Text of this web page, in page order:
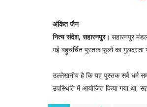
अंकित जैन
नित्य संदेश, सहारनपुर। सहारनपुर
गई बहुचर्चित पुस्तक फूलों का गुलदस्ता
उल्लेखनीय है कि यह पुस्तक सर्व धर्म
उपस्थिति में आयोजित किया गया था,